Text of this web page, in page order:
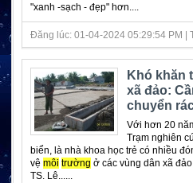
"xanh -sạch - đẹp" hơn....
Đăng lúc: 01-04-2024 05:29:54 PM |
Khó khăn
xã đảo:
chuyển
Với hơn 20
Trạm nghiên
biển, là nhà khoa học trẻ có nhiều
vệ môi trường ở các vùng dân xã
TS. Lê......